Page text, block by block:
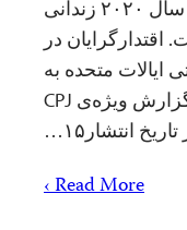
دلیل فعالیت حرفه‌ای خود در سال ۲۰۲۰ زندانی
در
متحده به
اقدامات خود ادامه دادند. گزارش ویژه‌ی CPJ
انتشار۱۵…
Read More ›